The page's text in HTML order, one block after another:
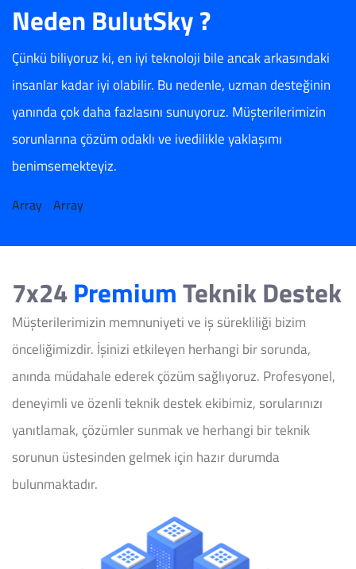
Neden BulutSky ?
Çünkü biliyoruz ki, en iyi teknoloji bile ancak arkasındaki
insanlar kadar iyi olabilir. Bu nedenle, uzman desteğinin
yanında çok daha fazlasını sunuyoruz. Müşterilerimizin
sorunlarına çözüm odaklı ve ivedilikle yaklaşımı
benimsemekteyiz.
Array Array
7x24PremiumTeknik Destek
Müşterilerimizin memnuniyeti ve iş sürekliliği bizim
önceliğimizdir. İşinizi etkileyen herhangi bir sorunda,
anında müdahale ederek çözüm sağlıyoruz. Profesyonel,
deneyimli ve özenli teknik destek ekibimiz, sorularınızı
yanıtlamak, çözümler sunmak ve herhangi bir teknik
sorunun üstesinden gelmek için hazır durumda
bulunmaktadır.